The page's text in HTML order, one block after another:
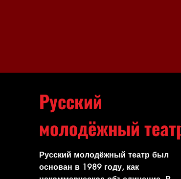
Русский
молодёжный
Русский молодёжный театр был
основан в 1989 году, как